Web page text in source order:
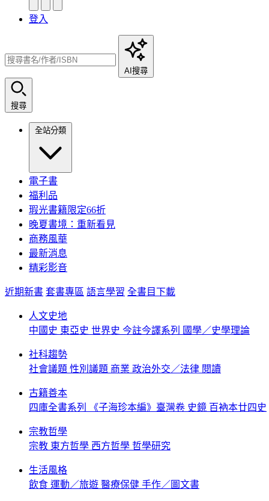
登入
AI搜尋
搜尋
全站分類
電子書
福利品
瑕光書籍限定66折
晚夏書境：重新看見
商務風華
最新消息
精彩影音
近期新書 套書專區 語言學習 全書目下載
人文史地
中國史 東亞史 世界史 今註今譯系列 國學／史學理論
社科趨勢
社會議題 性別議題 商業 政治外交／法律 閱讀
古籍善本
四庫全書系列
《子海珍本編》臺灣卷 史鏡 百衲本廿四史
宗教哲學
宗教 東方哲學 西方哲學 哲學研究
生活風格
飲食 運動／旅遊 醫療保健 手作／圖文書